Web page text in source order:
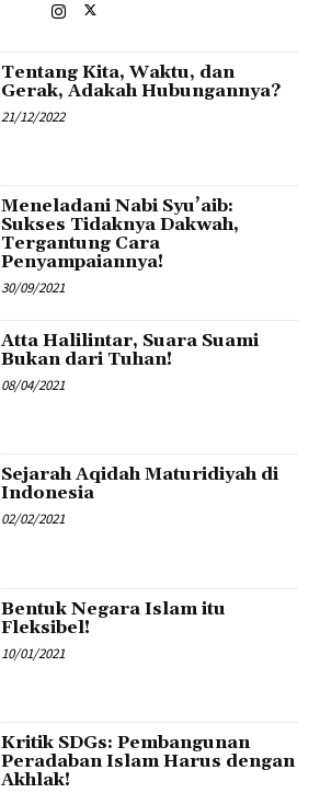
Tentang Kita, Waktu, dan
Gerak, Adakah Hubungannya?
21/12/2022
Meneladani Nabi Syu’aib:
Sukses Tidaknya Dakwah,
Tergantung Cara
Penyampaiannya!
30/09/2021
Atta Halilintar, Suara Suami
Bukan dari Tuhan!
08/04/2021
Sejarah Aqidah Maturidiyah di
Indonesia
02/02/2021
Bentuk Negara Islam itu
Fleksibel!
10/01/2021
Kritik SDGs: Pembangunan
Peradaban Islam Harus dengan
Akhlak!